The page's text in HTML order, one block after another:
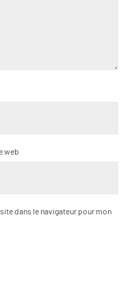
web
dans le navigateur pour mon